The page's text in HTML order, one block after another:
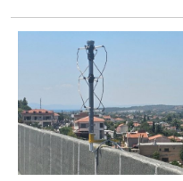
παράταση της
ενδιαφέροντος για την
Τμημάτων του
για το ακαδημαϊκό έτος
Αυγούστου 2026. […]